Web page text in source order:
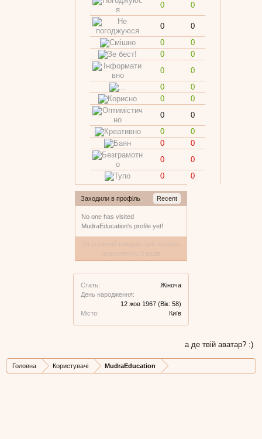
0 0
0
0
0
0
0
0
0
0
0
0
0
0
0
0
0
0
0
0
0
0
0
0
Заходили в профіль Recent
No one has visited
MudraEducation's profile yet!
Стать:
Жіноча
День народження:
12 жов 1967 (Вік: 58)
Місто:
Київ
а де твій аватар? :)
Головна Користувачі MudraEducation